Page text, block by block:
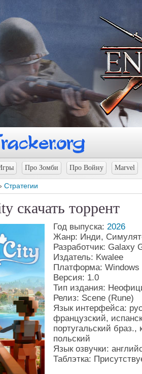
Про Зомби Про Войну Marvel
Стратегии
скачать торрент
Год выпуска: 2026
Жанр: Инди,
Разработчик: Galaxy
Издатель: Kwalee
Платформа: Windows
Версия: 1.0
Тип издания:
Релиз: Scene (Rune)
Язык интерфейса:
французский,
португальский
польский
Язык озвучки:
Таблэтка: